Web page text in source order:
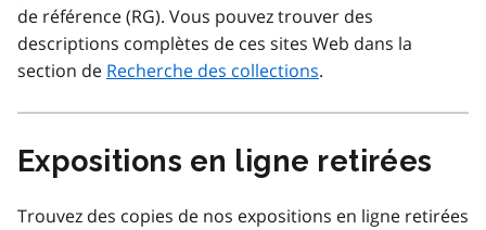
de référence (RG). Vous pouvez trouver des
descriptions complètes de ces sites Web dans la
section de Recherche des collections.
Expositions en ligne retirées
Trouvez des copies de nos expositions en ligne retirées